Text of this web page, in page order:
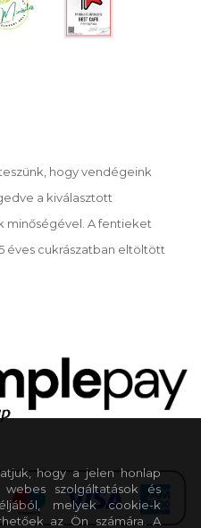
hogy vendégeink
a kiválasztott
minőségével. A fentieket
éves cukrászatban eltöltött
hogy a jelen honlap
szolgáltatások és
melyek cookie-k
az Ön számára. A